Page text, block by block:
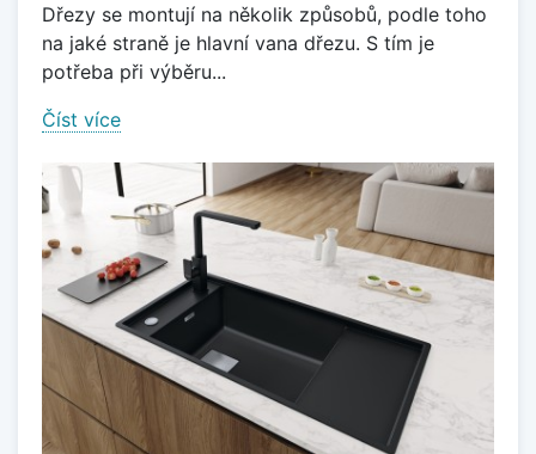
Dřezy se montují na několik způsobů, podle toho
na jaké straně je hlavní vana dřezu. S tím je
potřeba při výběru...
Číst více